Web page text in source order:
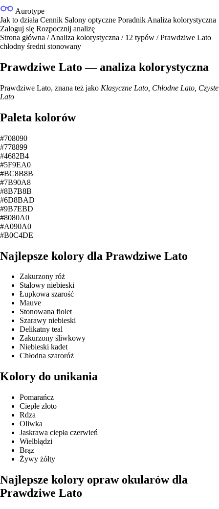
Aurotype
Jak to działa Cennik Salony optyczne Poradnik Analiza kolorystyczna
Zaloguj się Rozpocznij analizę
Strona główna / Analiza kolorystyczna / 12 typów / Prawdziwe Lato
chłodny średni stonowany
Prawdziwe Lato — analiza kolorystyczna
Prawdziwe Lato, znana też jako Klasyczne Lato, Chłodne Lato, Czyste
Lato
Paleta kolorów
#708090
#778899
#4682B4
#5F9EA0
#BC8B8B
#7B90A8
#8B7B8B
#6D8BAD
#9B7EBD
#8080A0
#A090A0
#B0C4DE
Najlepsze kolory dla Prawdziwe Lato
Zakurzony róż
Stalowy niebieski
Łupkowa szarość
Mauve
Stonowana fiolet
Szarawy niebieski
Delikatny teal
Zakurzony śliwkowy
Niebieski kadet
Chłodna szaroróż
Kolory do unikania
Pomarańcz
Ciepłe złoto
Rdza
Oliwka
Jaskrawa ciepła czerwień
Wielbłądzi
Brąz
Żywy żółty
Najlepsze kolory opraw okularów dla
Prawdziwe Lato